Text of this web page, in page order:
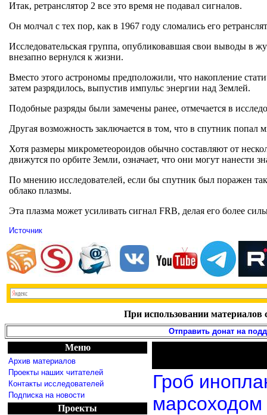
Итак, ретранслятор 2 все это время не подавал сигналов.
Он молчал с тех пор, как в 1967 году сломались его
Исследовательская группа, опубликовавшая свои выводы в
внезапно вернулся к жизни.
Вместо этого астрономы предположили, что накопление
затем разрядилось, выпустив импульс энергии над Землей.
Подобные разряды были замечены ранее, отмечается в
Другая возможность заключается в том, что в спутник
Хотя размеры микрометеороидов обычно составляют от
движутся по орбите Земли, означает, что они могут нанести
По мнению исследователей, если бы спутник был поражен
облако плазмы.
Эта плазма может усиливать сигнал FRB, делая его более
Источник
При использовании материалов
Отправить донат на
Меню
Архив материалов
Проекты наших читателей
Контакты исследователей
Подписка на новости
Проекты
Гроб
марсоходом